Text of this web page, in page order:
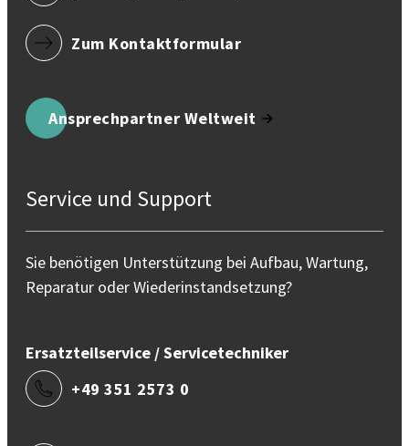
Zum Kontaktformular
Ansprechpartner Weltweit
Service und Support
Sie benötigen Unterstützung bei Aufbau, Wartung,
Reparatur oder Wiederinstandsetzung?
Ersatzteilservice / Servicetechniker
+49 351 2573 0